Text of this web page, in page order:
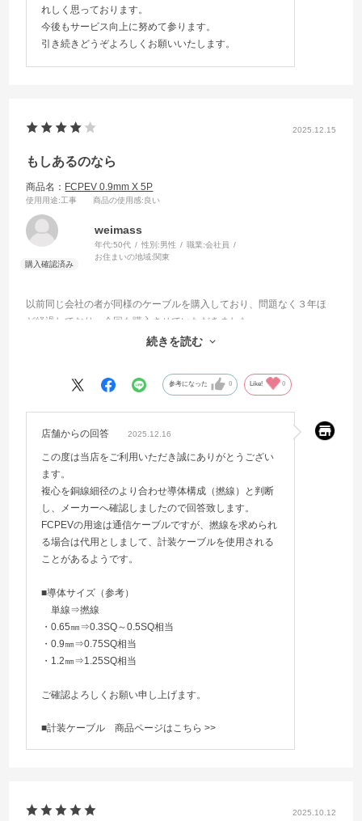
れしく思っております。
今後もサービス向上に努めて参ります。
引き続きどうぞよろしくお願いいたします。
2025.12.15
もしあるのなら
商品名： FCPEV 0.9mm X 5P
使用用途:工事 商品の使用感:良い
weimass
年代:50代 性別:男性 職業:会社員
お住まいの地域:関東
以前同じ会社の者が同様のケーブルを購入しており、問題なく３年ほ
ど経過しており、今回も購入させていただきました。
素人でよくわかっていないのですが、線心部が単心でなく複心の商品
続きを読む
参考になった 0 Like! 0
店舗からの回答 2025.12.16
この度は当店をご利用いただき誠にありがとうござい
ます。
複心を銅線細径のより合わせ導体構成（撚線）と判断
し、メーカーへ確認しましたので回答致します。
FCPEVの用途は通信ケーブルですが、撚線を求められ
る場合は代用としまして、計装ケーブルを使用される
ことがあるようです。
■導体サイズ（参考）
単線⇒撚線
・0.65㎜⇒0.3SQ～0.5SQ相当
・0.9㎜⇒0.75SQ相当
・1.2㎜⇒1.25SQ相当
ご確認よろしくお願い申し上げます。
■計装ケーブル 商品ページはこちら >>
2025.10.12